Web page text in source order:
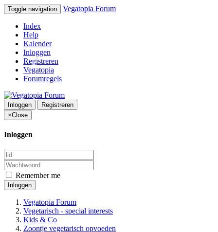
Toggle navigation Vegatopia Forum
Index
Help
Kalender
Inloggen
Registreren
Vegatopia
Forumregels
Inloggen
Registreren
×Close
Inloggen
Remember me
Inloggen
Vegatopia Forum
Vegetarisch - special interests
Kids & Co
Zoontje vegetarisch opvoeden